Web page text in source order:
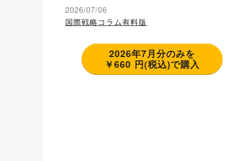
2026/07/06
国際戦略コラム有料版
2026年7月分のみを
￥660 円(税込)で購入